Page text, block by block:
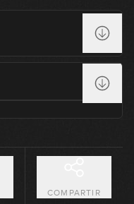
COMPARTIR
Palm Mute en Am
Cm